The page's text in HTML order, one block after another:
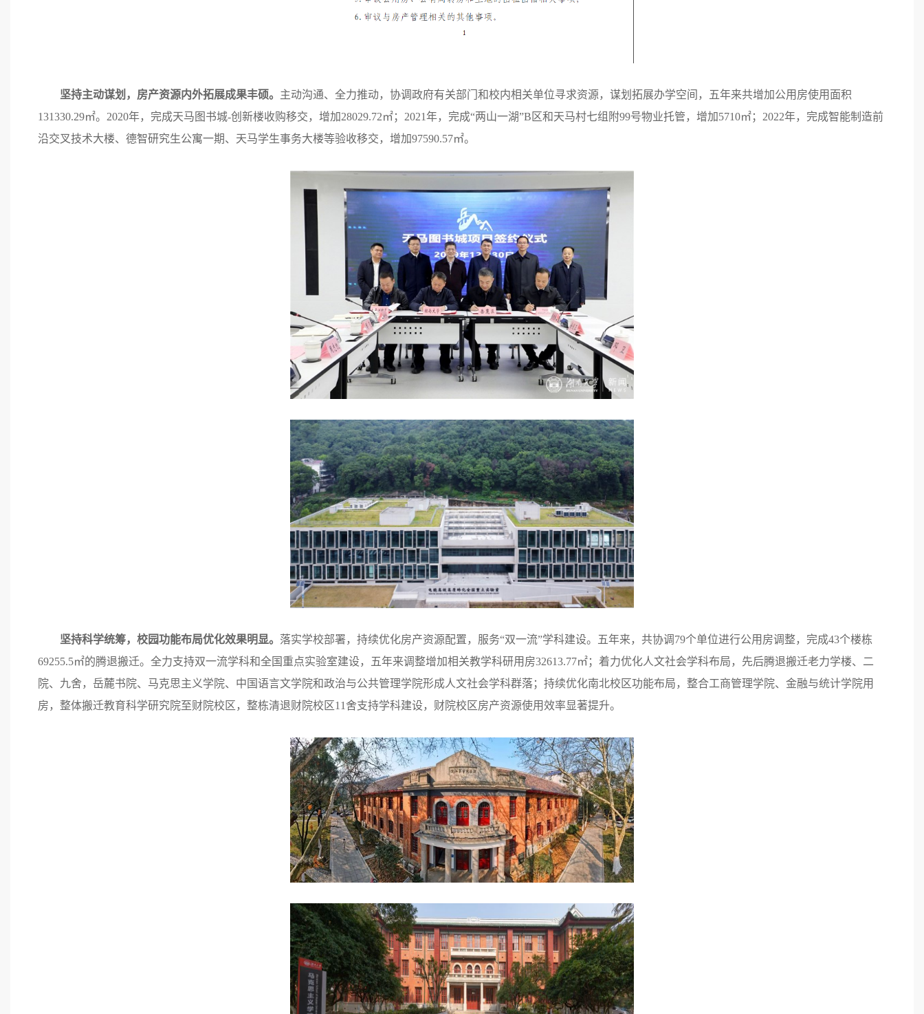
坚持主动谋划，房产资源内外拓展成果丰硕。 主动沟通、全力推动，协调政府有关部门和校内相关单位寻求资源，谋划拓展办学空间，五年来共增加公用房使用面积
131330.29㎡。2020年，完成天马图书城-创新楼收购移交，增加28029.72㎡；2021年，完成“两山一湖”B区和天马村七组附99号物业托管，增加5710㎡；2022年，完成智能制造前
沿交叉技术大楼、德智研究生公寓一期、天马学生事务大楼等验收移交，增加97590.57㎡。
坚持科学统筹，校园功能布局优化效果明显。 落实学校部署，持续优化房产资源配置，服务“双一流”学科建设。五年来，共协调79个单位进行公用房调整，完成43个楼栋
69255.5㎡的腾退搬迁。全力支持双一流学科和全国重点实验室建设，五年来调整增加相关教学科研用房32613.77㎡；着力优化人文社会学科布局，先后腾退搬迁老力学楼、二
院、九舍，岳麓书院、马克思主义学院、中国语言文学院和政治与公共管理学院形成人文社会学科群落；持续优化南北校区功能布局，整合工商管理学院、金融与统计学院用
房，整体搬迁教育科学研究院至财院校区，整栋清退财院校区11舍支持学科建设，财院校区房产资源使用效率显著提升。